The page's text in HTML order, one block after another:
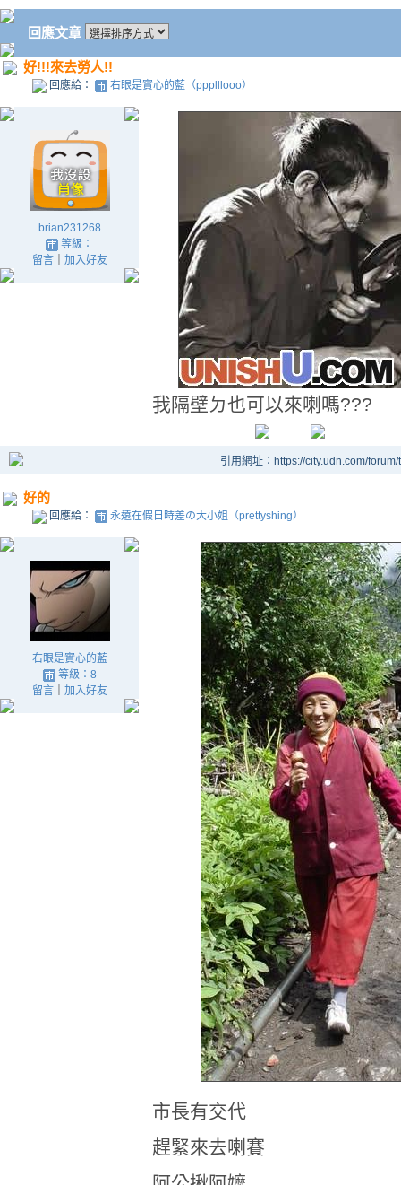
回應文章
好!!!來去勞人!!
回應給： 右眼是實心的藍（ppplllooo）
brian231268
等級：
留言｜ 加入好友
我隔壁ㄉ也可以來喇嗎???
引用網址：https://city.udn.com/
好的
回應給： 永遠在假日時差の大小姐（prettyshing）
右眼是實心的藍
等級：8
留言｜ 加入好友
市長有交代
趕緊來去喇賽